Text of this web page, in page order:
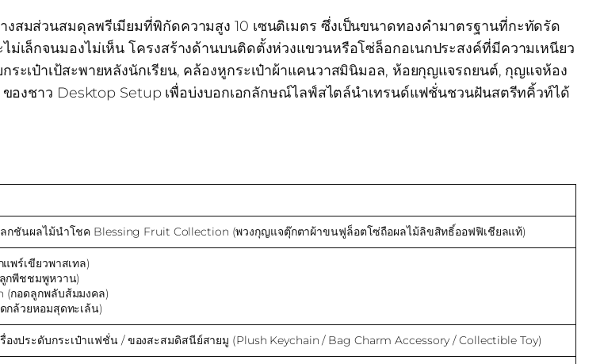
มส่วนสมดุลพรีเมียมที่พิกัดความสูง 10 เซนติเมตร ซึ่งเป็นขนาดทองคำมาตรฐานที่กะทัดรัด
เล็กจนมองไม่เห็น โครงสร้างด้านบนติดตั้งห่วงแขวนหรือโซ่ล็อกอเนกประสงค์ที่มีความเหนียว
ะเป๋าเป้สะพายหลังนักเรียน, คล้องหูกระเป๋าผ้าแคนวาสมินิมอล, ห้อยกุญแจรถยนต์, กุญแจห้อง
องชาว Desktop Setup เพื่อบ่งบอกเอกลักษณ์ไลฟ์สไตล์นำเทรนด์แฟชั่นชวนฝันสตรีทคิ้วท์ได้
กชันผลไม้นำโชค Blessing Fruit Collection (พวงกุญแจตุ๊กตาผ้าขนฟูล็อตโซ่ถือผลไม้ลิขสิทธิ์ออฟฟิเชียลแท้)
พร์เขียวพาสเทล)
กพีชชมพูหวาน)
กอดลูกพลับส้มมงคล)
กล้วยหอมสุดทะเล้น)
องประดับกระเป๋าแฟชั่น / ของสะสมดิสนีย์สายมู (Plush Keychain / Bag Charm Accessory / Collectible Toy)